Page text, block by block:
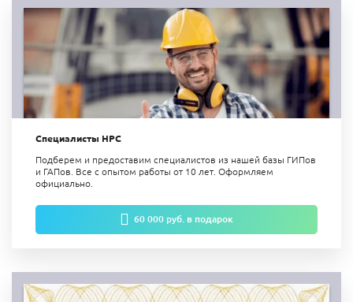
Специалисты НРС
Подберем и предоставим специалистов из нашей базы ГИПов
и ГАПов. Все с опытом работы от 10 лет. Оформляем
официально.
60 000 руб. в подарок